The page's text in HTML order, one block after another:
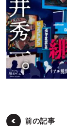
前の記事